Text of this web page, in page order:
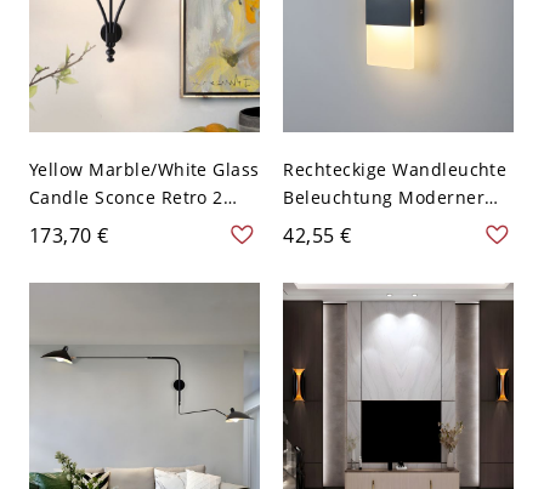
Yellow Marble/White Glass
Candle Sconce Retro 2
Bulbs Corridor Wall
with Black Long Arm -
173,70 €
Rechteckige Wandleuchte
Beleuchtung Moderner
Stil LED Metall
110V-120V Matt Schwarz
20,32 cm
42,55 €